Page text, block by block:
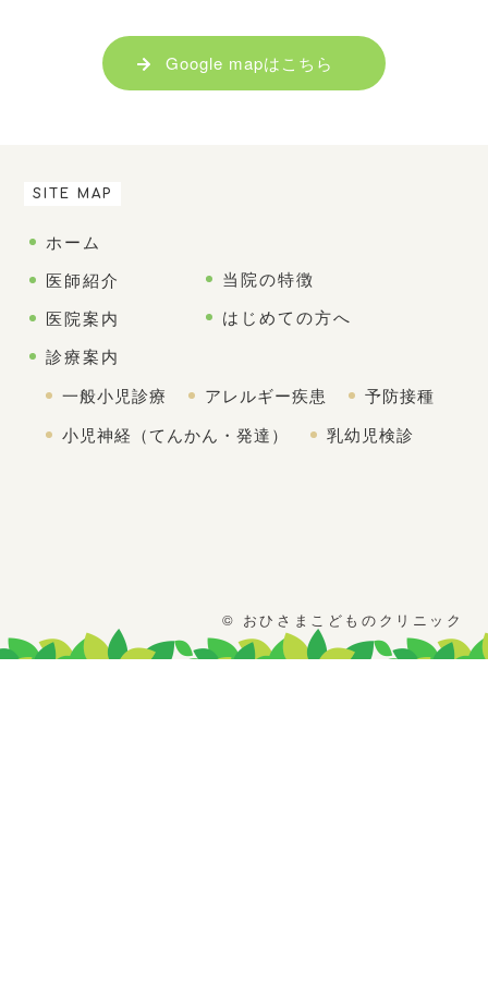
Google mapはこちら
SITE MAP
ホーム
医師紹介
医院案内
当院の特徴
はじめての方へ
診療案内
一般小児診療
アレルギー疾患
予防接種
小児神経（てんかん・発達）
乳幼児検診
© おひさまこどものクリニック